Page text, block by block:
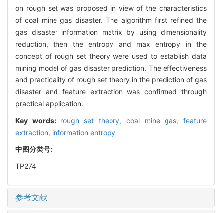
on rough set was proposed in view of the characteristics
of coal mine gas disaster. The algorithm first refined the
gas disaster information matrix by using dimensionality
reduction, then the entropy and max entropy in the
concept of rough set theory were used to establish data
mining model of gas disaster prediction. The effectiveness
and practicality of rough set theory in the prediction of gas
disaster and feature extraction was confirmed through
practical application.
Key words: rough set theory, coal mine gas, feature
extraction, information entropy
中图分类号:
TP274
参考文献